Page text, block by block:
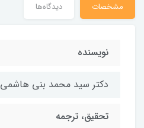
مشخصات دیدگاه‌ها
نویسنده
دکتر سید محمد بنی هاشمی
تحقیق، ترجمه